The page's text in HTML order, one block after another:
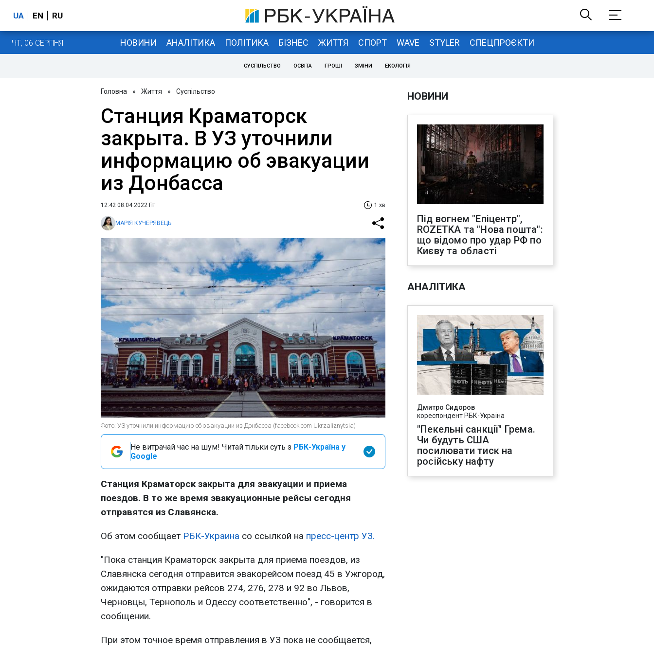
UA EN RU
ЧТ, 06 СЕРПНЯ НОВИНИ АНАЛІТИКА ПОЛІТИКА БІЗНЕС ЖИТТЯ СПОРТ WAVE STYLER СПЕЦПРОЄКТИ
СУСПІЛЬСТВО ОСВІТА ГРОШІ ЗМІНИ ЕКОЛОГІЯ
Головна » Життя » Суспільство
Станция Краматорск
закрыта. В УЗ уточнили
информацию об эвакуации
из Донбасса
12:42 08.04.2022 Пт 1 хв
МАРІЯ КУЧЕРЯВЕЦЬ
Фото: УЗ уточнили информацию об эвакуации из Донбасса (facebook com Ukrzaliznytsia)
Не витрачай час на шум! Читай тільки суть з РБК-Україна у
Google
Станция Краматорск закрыта для эвакуации и приема
поездов. В то же время эвакуационные рейсы сегодня
отправятся из Славянска.
Об этом сообщает РБК-Украина со ссылкой на пресс-центр УЗ.
"Пока станция Краматорск закрыта для приема поездов, из
Славянска сегодня отправится эвакорейсом поезд 45 в Ужгород,
ожидаются отправки рейсов 274, 276, 278 и 92 во Львов,
Черновцы, Тернополь и Одессу соответственно", - говорится в
сообщении.
При этом точное время отправления в УЗ пока не сообщается,
НОВИНИ
Під вогнем "Епіцентр",
ROZETKA та "Нова пошта":
що відомо про удар РФ по
Києву та області
АНАЛІТИКА
Дмитро Сидоров
кореспондент РБК-Україна
"Пекельні санкції" Грема.
Чи будуть США
посилювати тиск на
російську нафту